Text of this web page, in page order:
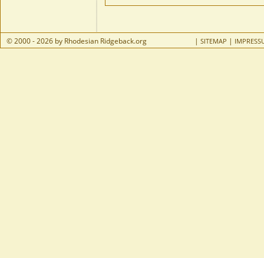
© 2000 - 2026 by Rhodesian Ridgeback.org | SITEMAP |